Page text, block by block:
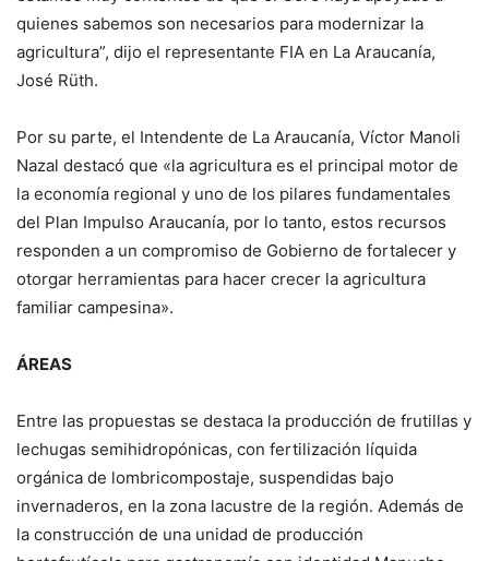
quienes sabemos son necesarios para modernizar la
agricultura”, dijo el representante FIA en La Araucanía,
José Rüth.
Por su parte, el Intendente de La Araucanía, Víctor Manoli
Nazal destacó que «la agricultura es el principal motor de
la economía regional y uno de los pilares fundamentales
del Plan Impulso Araucanía, por lo tanto, estos recursos
responden a un compromiso de Gobierno de fortalecer y
otorgar herramientas para hacer crecer la agricultura
familiar campesina».
ÁREAS
Entre las propuestas se destaca la producción de frutillas y
lechugas semihidropónicas, con fertilización líquida
orgánica de lombricompostaje, suspendidas bajo
invernaderos, en la zona lacustre de la región. Además de
la construcción de una unidad de producción